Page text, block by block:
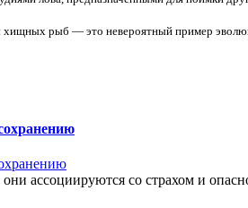
рыб — это невероятный пример
ассоциируются со страхом и